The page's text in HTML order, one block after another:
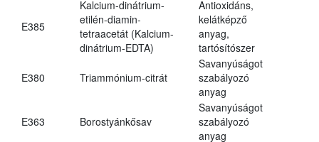
E385
Kalcium-dinátrium-
etilén-diamin-
tetraacetát (Kalcium-
dinátrium-EDTA)
Antioxidáns,
kelátképző
anyag,
tartósítószer
E380 Triammónium-citrát
Savanyúságot
szabályozó
anyag
E363 Borostyánkősav
Savanyúságot
szabályozó
anyag